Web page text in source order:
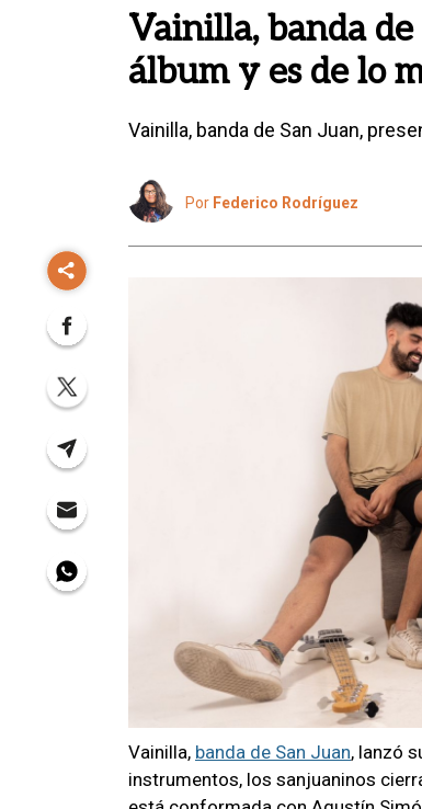
Vainilla, banda
álbum y es de lo
Vainilla, banda de San Juan,
Por Federico Rodríguez
Vainilla, banda de San Juan, lanzó
instrumentos, los sanjuaninos